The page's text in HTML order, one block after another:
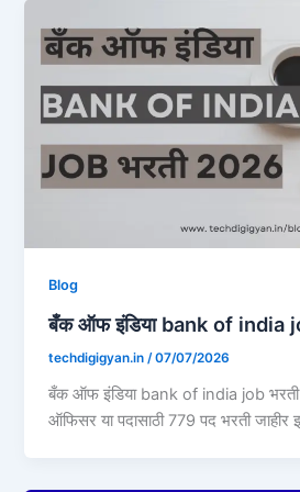
Blog
बँक ऑफ इंडिया bank of india
techdigigyan.in/07/07/2026
बँक ऑफ इंडिया bank of india job
ऑफिसर या पदासाठी 779 पद भरती जाहीर